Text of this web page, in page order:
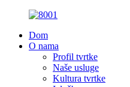
Dom
O nama
Profil tvrtke
Naše usluge
Kultura tvrtke